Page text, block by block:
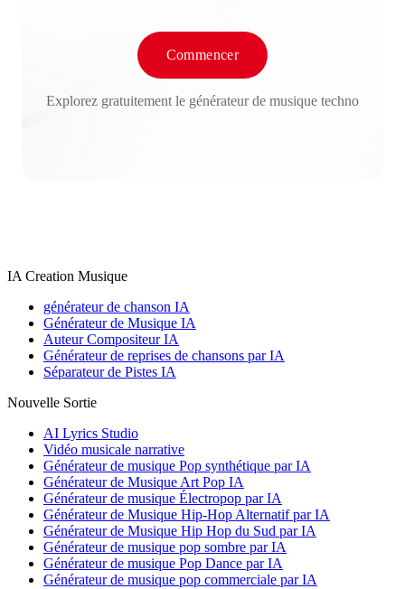
Commencer
Explorez gratuitement le générateur de musique techno
IA Creation Musique
générateur de chanson IA
Générateur de Musique IA
Auteur Compositeur IA
Générateur de reprises de chansons par IA
Séparateur de Pistes IA
Nouvelle Sortie
AI Lyrics Studio
Vidéo musicale narrative
Générateur de musique Pop synthétique par IA
Générateur de Musique Art Pop IA
Générateur de musique Électropop par IA
Générateur de Musique Hip-Hop Alternatif par IA
Générateur de Musique Hip Hop du Sud par IA
Générateur de musique pop sombre par IA
Générateur de musique Pop Dance par IA
Générateur de musique pop commerciale par IA